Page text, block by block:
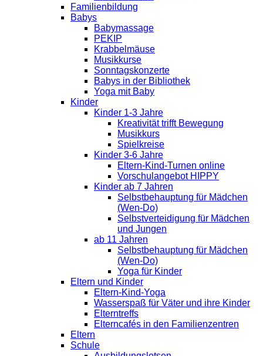
Familienbildung
Babys
Babymassage
PEKIP
Krabbelmäuse
Musikkurse
Sonntagskonzerte
Babys in der Bibliothek
Yoga mit Baby
Kinder
Kinder 1-3 Jahre
Kreativität trifft Bewegung
Musikkurs
Spielkreise
Kinder 3-6 Jahre
Eltern-Kind-Turnen online
Vorschulangebot HIPPY
Kinder ab 7 Jahren
Selbstbehauptung für Mädchen
(Wen-Do)
Selbstverteidigung für Mädchen
und Jungen
ab 11 Jahren
Selbstbehauptung für Mädchen
(Wen-Do)
Yoga für Kinder
Eltern und Kinder
Eltern-Kind-Yoga
Wasserspaß für Väter und ihre Kinder
Elterntreffs
Elterncafés in den Familienzentren
Eltern
Schule